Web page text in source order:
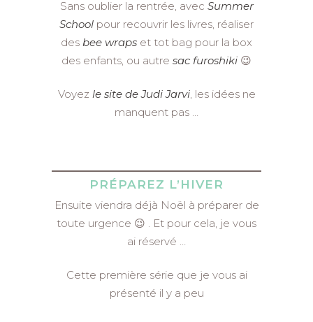
Sans oublier la rentrée, avec Summer
School pour recouvrir les livres, réaliser
des bee wraps et tot bag pour la box
des enfants, ou autre sac furoshiki 😉
Voyez le site de Judi Jarvi, les idées ne
manquent pas …
PRÉPAREZ L’HIVER
Ensuite viendra déjà Noël à préparer de
toute urgence 😉 . Et pour cela, je vous
ai réservé …
Cette première série que je vous ai
présenté il y a peu